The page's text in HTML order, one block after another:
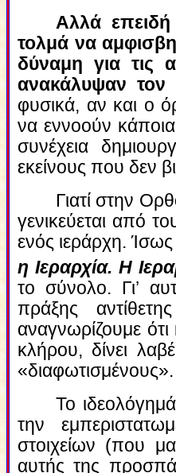
Αλλά
τολμά να
δύναμη για τις
ανακάλυψαν τον
φυσικά, αν και ο
να εννοούν
συνέχεια
εκείνους που δεν
Γιατί στην
γενικεύεται από
ενός ιεράρχη.
η Ιεραρχία. Η
το σύνολο. Γι’
πράξης
αναγνωρίζουμε
κλήρου, δίνει
«διαφωτισμένους».
Το
την
στοιχείων (που
αυτής της